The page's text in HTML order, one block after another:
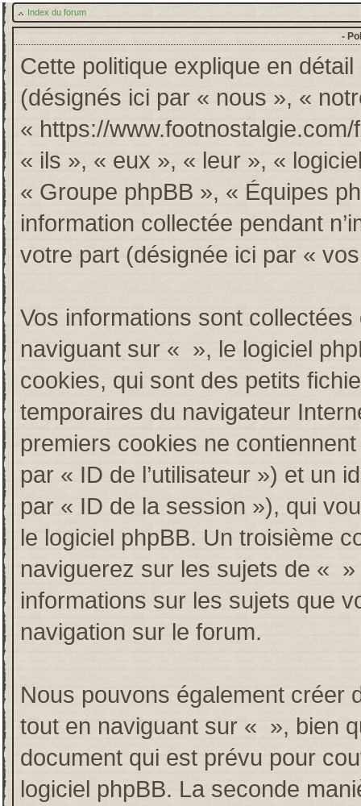
Index du forum
-
Cette politique explique en
(désignés ici par « nous », «
« https://
« ils », « eux », « leur », «
« Groupe phpBB », « Équipes
information collectée pendant
votre part (désignée ici par «
Vos informations sont
naviguant sur « », le logiciel
cookies, qui sont des petits
temporaires du navigateur
premiers cookies ne
par « ID de l’utilisateur ») et un
par « ID de la session »), qui
le logiciel phpBB. Un troisième
naviguerez sur les sujets de «
informations sur les sujets que
navigation sur le forum.
Nous pouvons également créer
tout en naviguant sur « », bien
document qui est prévu pour
logiciel phpBB. La seconde